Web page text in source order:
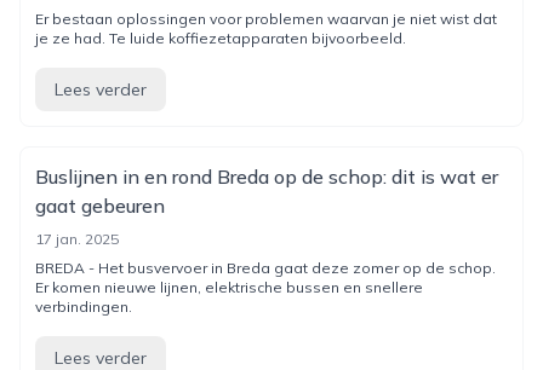
Er bestaan oplossingen voor problemen waarvan je niet wist dat
je ze had. Te luide koffiezetapparaten bijvoorbeeld.
Lees verder
Buslijnen in en rond Breda op de schop: dit is wat er
gaat gebeuren
17 jan. 2025
BREDA - Het busvervoer in Breda gaat deze zomer op de schop.
Er komen nieuwe lijnen, elektrische bussen en snellere
verbindingen.
Lees verder